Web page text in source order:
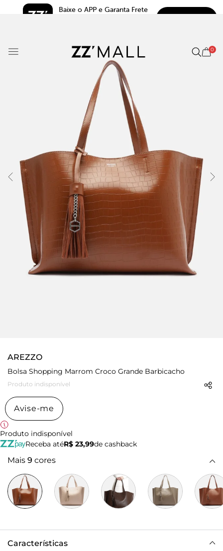
Baixe o APP e Garanta Frete
0
AREZZO
Bolsa Shopping Marrom Croco Grande Barbicacho
Produto indisponível
Avise-me
Produto indisponível
Receba atéR$ 23,99de cashback
Mais 9 cores
Características